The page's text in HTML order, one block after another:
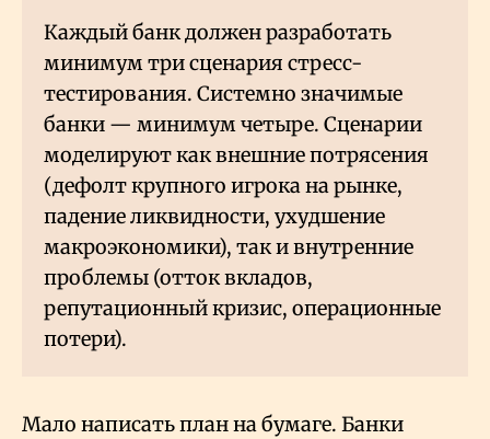
Каждый банк должен разработать
минимум три сценария стресс-
тестирования. Системно значимые
банки — минимум четыре. Сценарии
моделируют как внешние потрясения
(дефолт крупного игрока на рынке,
падение ликвидности, ухудшение
макроэкономики), так и внутренние
проблемы (отток вкладов,
репутационный кризис, операционные
потери).
Мало написать план на бумаге. Банки